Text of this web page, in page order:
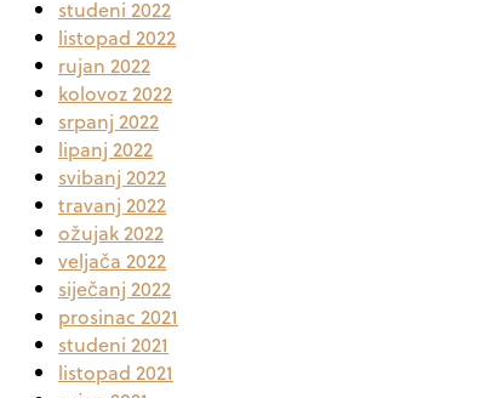
studeni 2022
listopad 2022
rujan 2022
kolovoz 2022
srpanj 2022
lipanj 2022
svibanj 2022
travanj 2022
ožujak 2022
veljača 2022
siječanj 2022
prosinac 2021
studeni 2021
listopad 2021